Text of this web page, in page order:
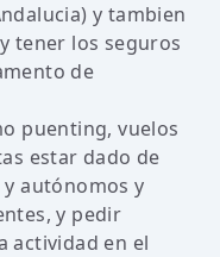
y tambien
tener los seguros
de
puenting, vuelos
estar dado de
autónomos y
y pedir
actividad en el